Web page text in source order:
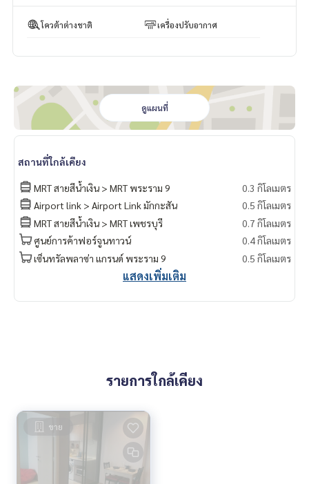
โควต้าต่างชาติ เครื่องปรับอากาศ
ดูแผนที่
สถานที่ใกล้เคียง
MRT สายสีน้ำเงิน > MRT พระราม 9
0.3 กิโลเมตร
Airport link > Airport Link มักกะสัน
0.5 กิโลเมตร
MRT สายสีน้ำเงิน > MRT เพชรบุรี
0.7 กิโลเมตร
ศูนย์การค้าฟอร์จูนทาวน์
0.4 กิโลเมตร
เซ็นทรัลพลาซ่า แกรนด์ พระราม 9
0.5 กิโลเมตร
แสดงเพิ่มเติม
รายการใกล้เคียง
ขาย